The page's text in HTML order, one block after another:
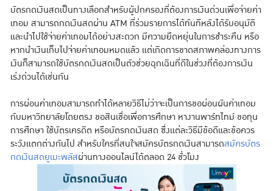
บัตรกดเงินสดเป็นทางเลือกสำหรับผู้ปกครองที่ต้องการเงินด่วนเพื่อจ่ายค่า
เทอม สามารถกดเงินสดผ่าน ATM ที่ร่วมรายการได้ทันทีหลังได้รับอนุมัติ
และนำไปใช้จ่ายค่าเทอมได้อย่างสะดวก มีความยืดหยุ่นในการชำระคืน หรือ
หากนำเงินเก็บไปจ่ายค่าเทอมหมดแล้ว แต่เกิดการขาดสภาพคล่องทางการ
เงินก็สามารถใช้บัตรกดเงินสดเป็นตัวช่วยฉุกเฉินที่ดีในช่วงที่ต้องการเงิน
เร่งด่วนได้เช่นกัน
การผ่อนค่าเทอมสามารถทำได้หลายวิธีไม่ว่าจะเป็นการขอผ่อนผันค่าเทอม
กับมหาวิทยาลัยโดยตรง ขอสินเชื่อเพื่อการศึกษา หางานพาร์ทไทม์ ขอทุน
การศึกษา ใช้บัตรเครดิต หรือบัตรกดเงินสด ซึ่งแต่ละวิธีมีข้อดีและข้อควร
ระวังแตกต่างกันไป สำหรับใครที่สนใจสมัครบัตรกดเงินสามารถสมัครบัตร
กดเงินสดยูเมะพลัสผ่านทางออนไลน์ได้ตลอด 24 ชั่วโมง